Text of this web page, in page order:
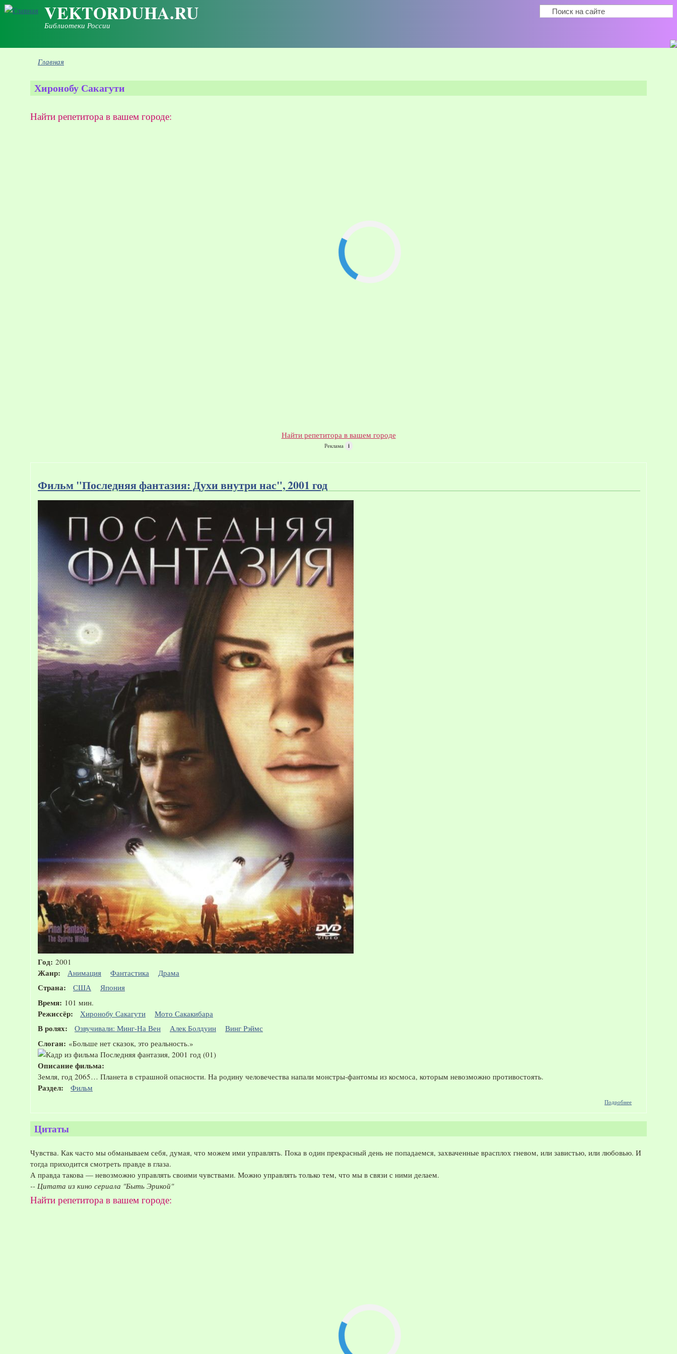
Перейти к основному содержанию
VEKTORDUHA.RU
Библиотеки России
Форма поиска
Поиск
Вы здесь
Главная
Хиронобу Сакагути
Найти репетитора в вашем городе:
Найти репетитора в вашем городе
Реклама i
Фильм "Последняя фантазия: Духи внутри нас", 2001 год
Год: 2001
Жанр: Анимация Фантастика Драма
Страна: США Япония
Время: 101 мин.
Режиссёр: Хиронобу Сакагути Мото Сакакибара
В ролях: Озвучивали: Минг-На Вен Алек Болдуин Винг Рэймс
Слоган: «Больше нет сказок, это реальность.»
Описание фильма:
Земля, год 2065… Планета в страшной опасности. На родину человечества напали монстры-фантомы из космоса, которым невозможно противостоять.
Раздел: Фильм
Подробнее
год
Цитаты
Чувства. Как часто мы обманываем себя, думая, что можем ими управлять. Пока в один прекрасный день не попадаемся, захваченные врасплох гневом, или завистью, или любовью. И
тогда приходится смотреть правде в глаза.
А правда такова — невозможно управлять своими чувствами. Можно управлять только тем, что мы в связи с ними делаем.
-- Цитата из кино сериала "Быть Эрикой"
Найти репетитора в вашем городе: